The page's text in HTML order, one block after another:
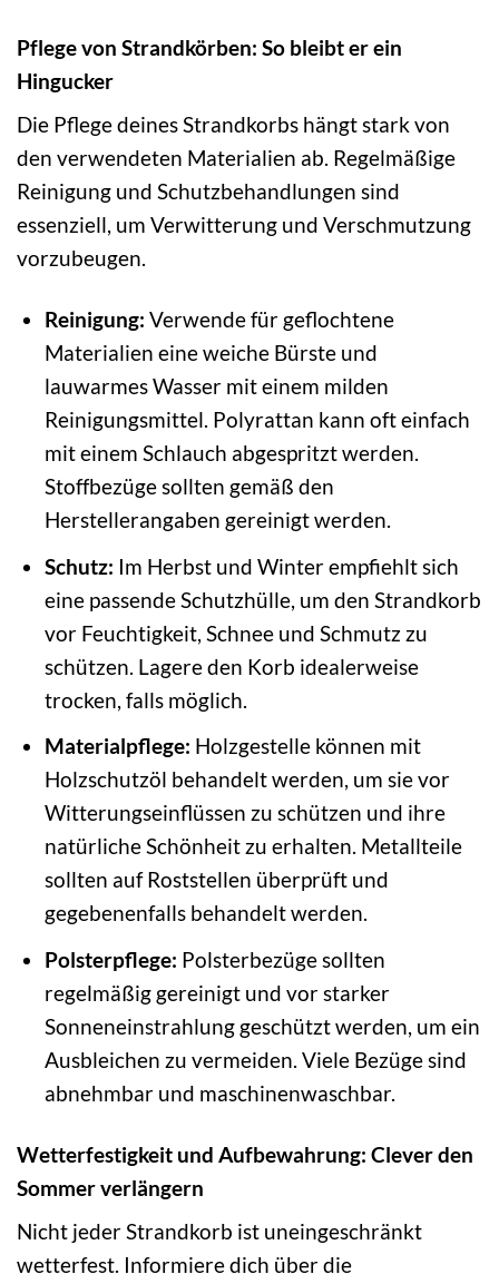
Pflege von Strandkörben: So bleibt er ein
Hingucker
Die Pflege deines Strandkorbs hängt stark von
den verwendeten Materialien ab. Regelmäßige
Reinigung und Schutzbehandlungen sind
essenziell, um Verwitterung und Verschmutzung
vorzubeugen.
Reinigung: Verwende für geflochtene
Materialien eine weiche Bürste und
lauwarmes Wasser mit einem milden
Reinigungsmittel. Polyrattan kann oft einfach
mit einem Schlauch abgespritzt werden.
Stoffbezüge sollten gemäß den
Herstellerangaben gereinigt werden.
Schutz: Im Herbst und Winter empfiehlt sich
eine passende Schutzhülle, um den Strandkorb
vor Feuchtigkeit, Schnee und Schmutz zu
schützen. Lagere den Korb idealerweise
trocken, falls möglich.
Materialpflege: Holzgestelle können mit
Holzschutzöl behandelt werden, um sie vor
Witterungseinflüssen zu schützen und ihre
natürliche Schönheit zu erhalten. Metallteile
sollten auf Roststellen überprüft und
gegebenenfalls behandelt werden.
Polsterpflege: Polsterbezüge sollten
regelmäßig gereinigt und vor starker
Sonneneinstrahlung geschützt werden, um ein
Ausbleichen zu vermeiden. Viele Bezüge sind
abnehmbar und maschinenwaschbar.
Wetterfestigkeit und Aufbewahrung: Clever den
Sommer verlängern
Nicht jeder Strandkorb ist uneingeschränkt
wetterfest. Informiere dich über die